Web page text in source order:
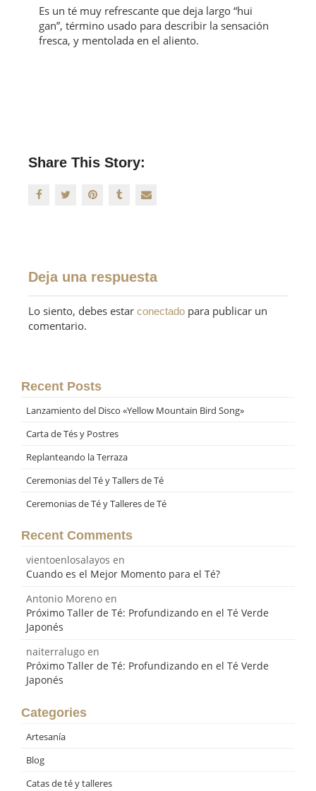
Es un té muy refrescante que deja largo “hui
gan”, término usado para describir la sensación
fresca, y mentolada en el aliento.
Share This Story:
Deja una respuesta
Lo siento, debes estar conectado para publicar un
comentario.
Recent Posts
Lanzamiento del Disco «Yellow Mountain Bird Song»
Carta de Tés y Postres
Replanteando la Terraza
Ceremonias del Té y Tallers de Té
Ceremonias de Té y Talleres de Té
Recent Comments
vientoenlosalayos en
Cuando es el Mejor Momento para el Té?
Antonio Moreno en
Próximo Taller de Té: Profundizando en el Té Verde
Japonés
naiterralugo en
Próximo Taller de Té: Profundizando en el Té Verde
Japonés
Categories
Artesanía
Blog
Catas de té y talleres